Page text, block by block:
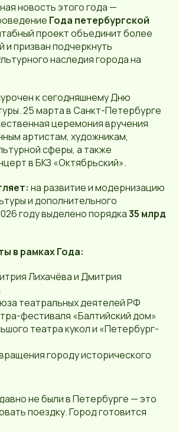
новость этого года —
Года петербургской
проект объединит более
и призван подчеркнуть
наследия города на
к сегодняшнему Дню
25 марта в Санкт-Петербурге
церемония вручения
артистам, художникам,
сферы, а также
в БКЗ «Октябрьский».
на развитие и модернизацию
и дополнительного
году выделено порядка35 млрд
в рамках Года:
Лихачёва и Дмитрия
театральных деятелей РФ
фестиваля «Балтийский дом»
театра кукол и «Петербург-
городу исторического
не были в Петербурге — это
поездку. Город готовится